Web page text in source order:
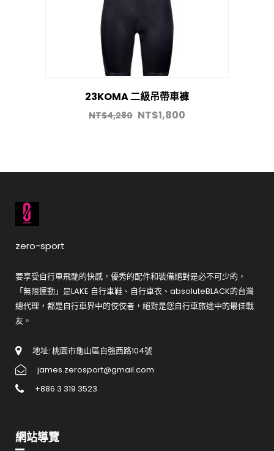
23KOMA 二級吊帶車褲
NT$4,280 NT$1,800
zero-sport
要享受自行車飛馳的快感，優秀的配件和裝備絕對是必不可少的，
「無限運動」是LAKE 自行車鞋、自行車衣、absoluteBLACK的台灣
總代理，都是自行車界中的佼佼者，絕對是您自行車旅途中的最佳戰
友。
地址: 桃園市龜山區自強西路104號
james.zerosport@gmail.com
+886 3 319 3523
網站導覽